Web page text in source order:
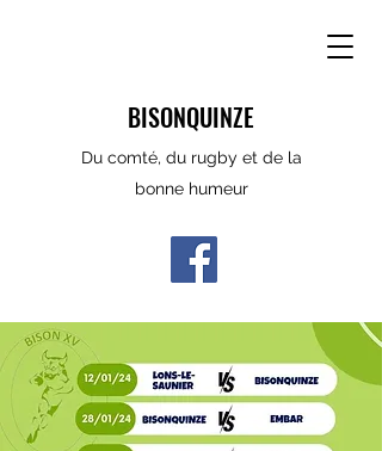
BISONQUINZE
Du comté, du rugby et de la
bonne humeur